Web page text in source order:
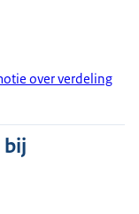
over verdeling
bij